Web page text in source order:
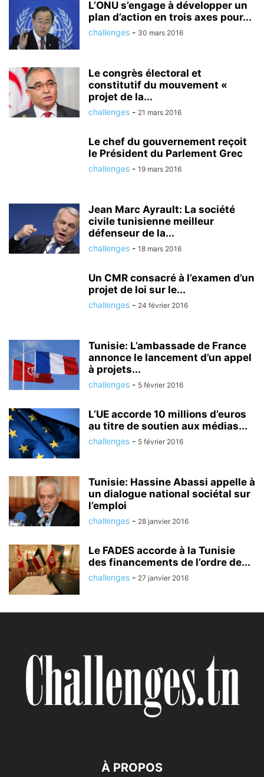
L’ONU s’engage à développer un
plan d’action en trois axes pour...
challenges - 30 mars 2016
Le congrès électoral et
constitutif du mouvement «
projet de la...
challenges - 21 mars 2016
Le chef du gouvernement reçoit
le Président du Parlement Grec
challenges - 19 mars 2016
Jean Marc Ayrault: La société
civile tunisienne meilleur
défenseur de la...
challenges - 18 mars 2016
Un CMR consacré à l’examen d’un
projet de loi sur le...
challenges - 24 février 2016
Tunisie: L’ambassade de France
annonce le lancement d’un appel
à projets...
challenges - 5 février 2016
L’UE accorde 10 millions d’euros
au titre de soutien aux médias...
challenges - 5 février 2016
Tunisie: Hassine Abassi appelle à
un dialogue national sociétal sur
l’emploi
challenges - 28 janvier 2016
Le FADES accorde à la Tunisie
des financements de l’ordre de...
challenges - 27 janvier 2016
À PROPOS